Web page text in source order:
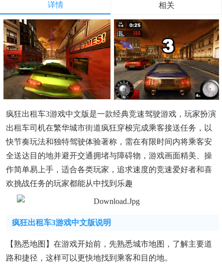
详情 相关
疯狂出租车3游戏中文版是一款经典竞速驾驶游戏，玩家扮演
出租车司机在繁华城市街道疯狂穿梭完成乘客接送任务，以
快节奏玩法和独特驾驶体验著称，需在有限时间内将乘客安
全送达目的地并避开交通拥堵与障碍物，游戏画面精美、操
作简单易上手，适合各类玩家，追求速度的竞速爱好者和喜
欢挑战任务的玩家都能从中找到乐趣
疯狂出租车3游戏中文版说明
【熟悉地图】在游戏开始前，先熟悉城市地图，了解主要道
路和捷径，这样可以更快地找到乘客和目的地。